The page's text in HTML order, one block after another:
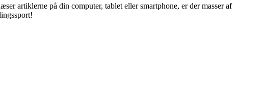
artiklerne på din computer, tablet eller smartphone, er der masser af